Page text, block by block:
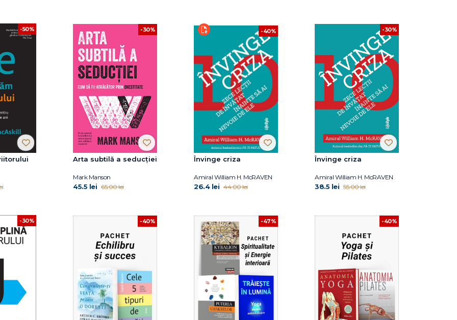
-50% -30%
Arta subtilă a seducţiei
Mark Manson
45.5 lei 65.00 lei
-40%
Învinge criza
Amiral William H. McRAVEN
26.4 lei 44.00 lei
-30%
Învinge criza
Amiral William H. McRAVEN
38.5 lei 55.00 lei
-30% -40% -47% -40%